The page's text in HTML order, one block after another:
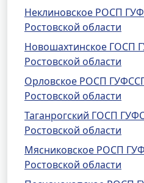
Неклиновское РОСП
Ростовской области
Новошахтинское ГОСП
Ростовской области
Орловское РОСП
Ростовской области
Таганрогский ГОСП
Ростовской области
Мясниковское РОСП
Ростовской области